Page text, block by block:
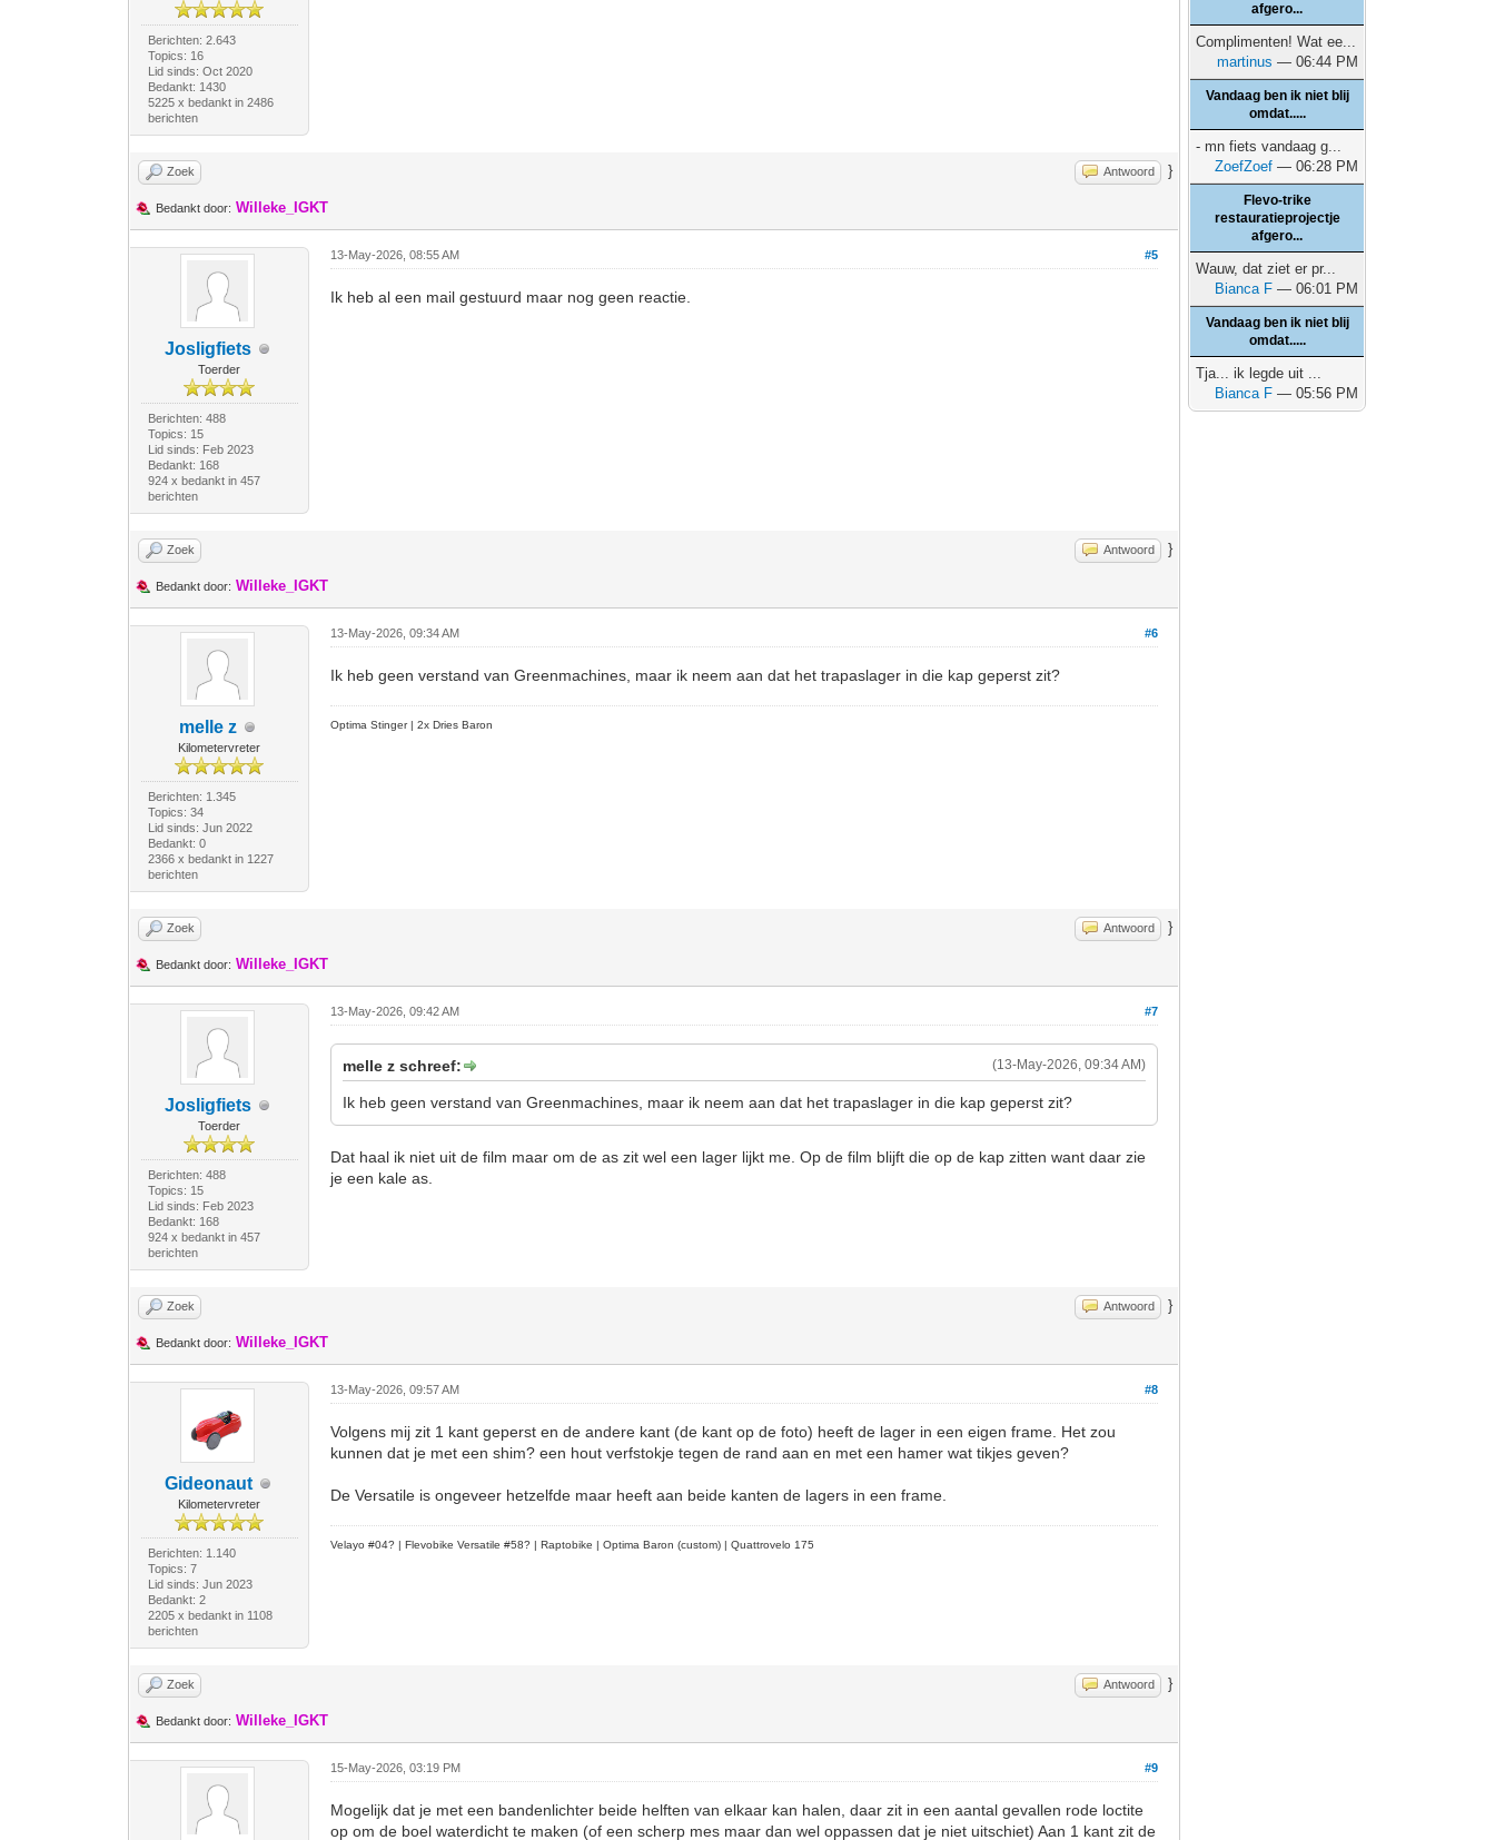
Berichten: 2.643
Topics: 16
Lid sinds: Oct 2020
Bedankt: 1430
5225 x bedankt in 2486
berichten
Zoek Antwoord }
Bedankt door: Willeke_IGKT
Josligfiets
Toerder
Berichten: 488
Topics: 15
Lid sinds: Feb 2023
Bedankt: 168
924 x bedankt in 457
berichten
#5
13-May-2026, 08:55 AM
Ik heb al een mail gestuurd maar nog geen reactie.
Zoek Antwoord }
Bedankt door: Willeke_IGKT
melle z
Kilometervreter
Berichten: 1.345
Topics: 34
Lid sinds: Jun 2022
Bedankt: 0
2366 x bedankt in 1227
berichten
#6
13-May-2026, 09:34 AM
Ik heb geen verstand van Greenmachines, maar ik neem aan dat het trapaslager in die kap geperst zit?
Optima Stinger |2x Dries Baron
Zoek Antwoord }
Bedankt door: Willeke_IGKT
Josligfiets
Toerder
Berichten: 488
Topics: 15
Lid sinds: Feb 2023
Bedankt: 168
924 x bedankt in 457
berichten
#7
13-May-2026, 09:42 AM
(13-May-2026, 09:34 AM)
melle z schreef:
Ik heb geen verstand van Greenmachines, maar ik neem aan dat het trapaslager in die kap geperst zit?
Dat haal ik niet uit de film maar om de as zit wel een lager lijkt me. Op de film blijft die op de kap zitten want daar zie
je een kale as.
Zoek Antwoord }
Bedankt door: Willeke_IGKT
Gideonaut
Kilometervreter
Berichten: 1.140
Topics: 7
Lid sinds: Jun 2023
Bedankt: 2
2205 x bedankt in 1108
berichten
#8
13-May-2026, 09:57 AM
Volgens mij zit 1 kant geperst en de andere kant (de kant op de foto) heeft de lager in een eigen frame. Het zou
kunnen dat je met een shim? een hout verfstokje tegen de rand aan en met een hamer wat tikjes geven?
De Versatile is ongeveer hetzelfde maar heeft aan beide kanten de lagers in een frame.
Velayo #04? | Flevobike Versatile #58? | Raptobike | Optima Baron (custom) | Quattrovelo 175
Zoek Antwoord }
Bedankt door: Willeke_IGKT
#9
15-May-2026, 03:19 PM
Mogelijk dat je met een bandenlichter beide helften van elkaar kan halen, daar zit in een aantal gevallen rode loctite
op om de boel waterdicht te maken (of een scherp mes maar dan wel oppassen dat je niet uitschiet) Aan 1 kant zit de
afgero...
Complimenten! Wat ee...
martinus — 06:44 PM
Vandaag ben ik niet blij
omdat.....
- mn fiets vandaag g...
ZoefZoef — 06:28 PM
Flevo-trike
restauratieprojectje
afgero...
Wauw, dat ziet er pr...
Bianca F — 06:01 PM
Vandaag ben ik niet blij
omdat.....
Tja... ik legde uit ...
Bianca F — 05:56 PM